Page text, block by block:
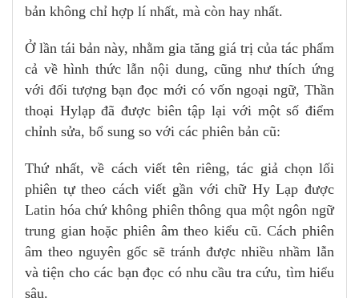
bản không chỉ hợp lí nhất, mà còn hay nhất.
Ở lần tái bản này, nhằm gia tăng giá trị của tác phẩm
cả về hình thức lẫn nội dung, cũng như thích ứng
với đối tượng bạn đọc mới có vốn ngoại ngữ, Thần
thoại Hylạp đã được biên tập lại với một số điểm
chỉnh sửa, bổ sung so với các phiên bản cũ:
Thứ nhất, về cách viết tên riêng, tác giả chọn lối
phiên tự theo cách viết gần với chữ Hy Lạp được
Latin hóa chứ không phiên thông qua một ngôn ngữ
trung gian hoặc phiên âm theo kiểu cũ. Cách phiên
âm theo nguyên gốc sẽ tránh được nhiều nhầm lẫn
và tiện cho các bạn đọc có nhu cầu tra cứu, tìm hiểu
sâu.